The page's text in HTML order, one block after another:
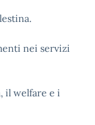
nei servizi
il welfare e i